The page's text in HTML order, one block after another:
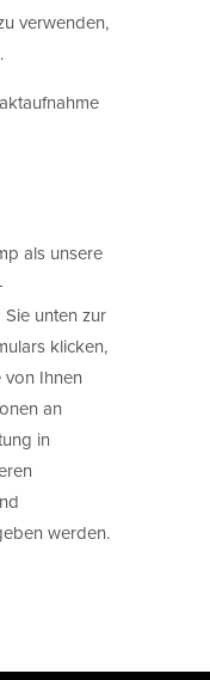
verwenden,
als unsere
unten zur
klicken,
von Ihnen
an
in
werden.